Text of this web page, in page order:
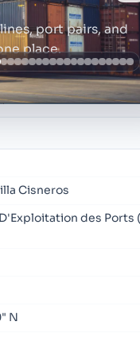
port pairs, and
place.
Cisneros
des Ports
N